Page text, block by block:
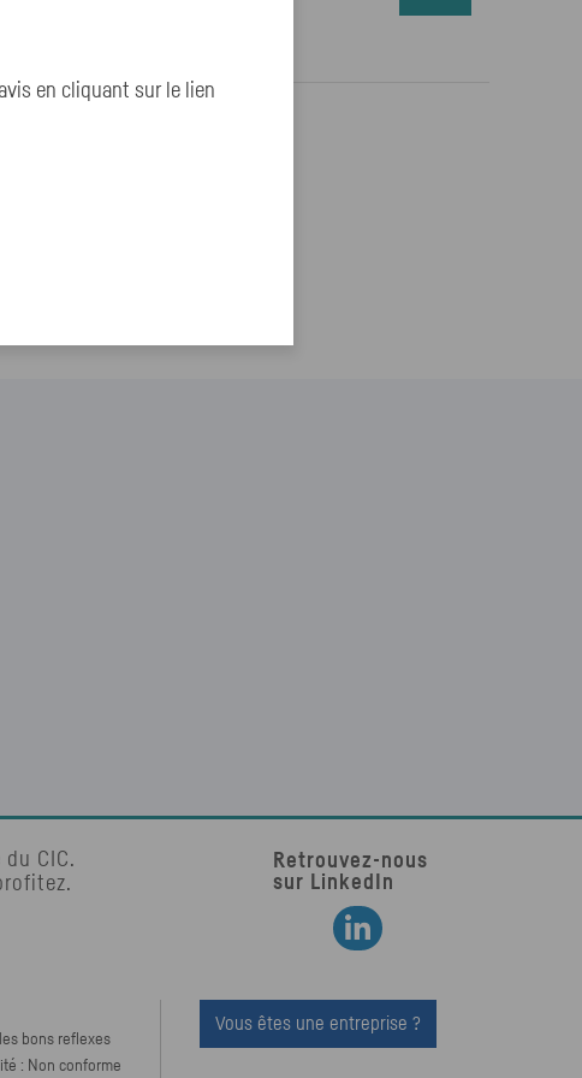
intéresser :
toutes mes demandes ?
du CIC.
Retrouvez-nous
sur LinkedIn
Retrouvez-nous sur LinkedIn
bons reflexes
: Non conforme
Vous êtes une entreprise ?
en cliquant sur le lien